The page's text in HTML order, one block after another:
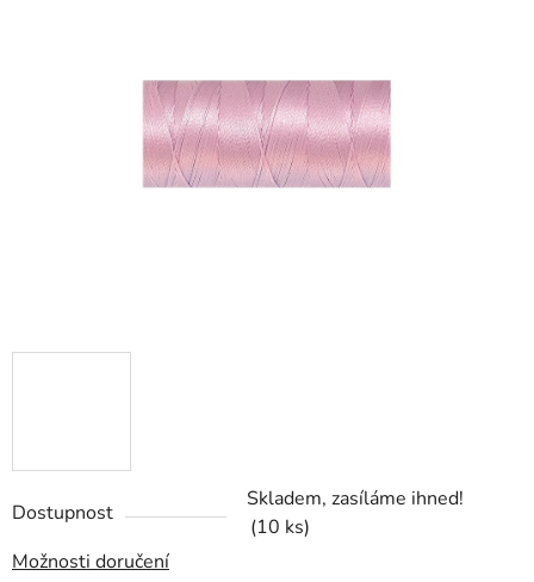
Dostupnost
Skladem, zasíláme ihned!
(10 ks)
Možnosti doručení